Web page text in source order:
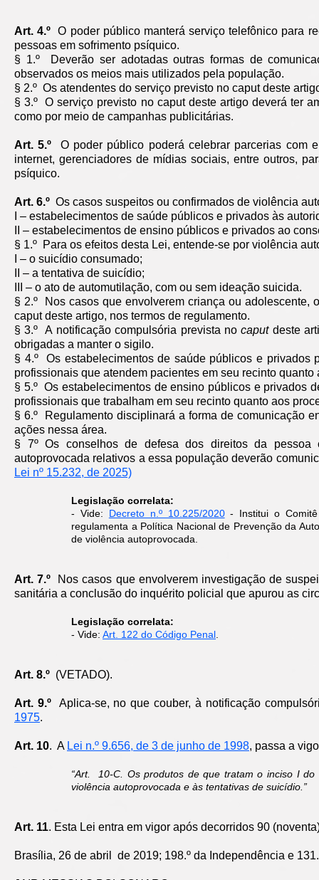
Art. 4.º O poder público manterá serviço telefônico para
pessoas em sofrimento psíquico.
§ 1.º Deverão ser adotadas outras formas de
observados os meios mais utilizados pela população.
§ 2.º Os atendentes do serviço previsto no caput deste
§ 3.º O serviço previsto no caput deste artigo deverá ter
como por meio de campanhas publicitárias.
Art. 5.º
O poder público poderá celebrar parcerias com
internet, gerenciadores de mídias sociais, entre outros,
psíquico.
Art. 6.º Os casos suspeitos ou confirmados de violência
I – estabelecimentos de saúde públicos e privados às
II – estabelecimentos de ensino públicos e privados ao
§ 1.º Para os efeitos desta Lei, entende-se por violência
I – o suicídio consumado;
II – a tentativa de suicídio;
III – o ato de automutilação, com ou sem ideação suicida.
§ 2.º Nos casos que envolverem criança ou adolescente,
caput deste artigo, nos termos de regulamento.
§ 3.º A notificação compulsória prevista nocaput deste
obrigadas a manter o sigilo.
§ 4.º Os estabelecimentos de saúde públicos e privados
profissionais que atendem pacientes em seu recinto
§ 5.º Os estabelecimentos de ensino públicos e privados
profissionais que trabalham em seu recinto quanto aos
§ 6.º Regulamento disciplinará a forma de comunicação
ações nessa área.
§ 7º Os conselhos de defesa dos direitos da pessoa
autoprovocada relativos a essa população deverão
Lei nº 15.232, de 2025)
Legislação correlata:
- Vide: Decreto n.º 10.225/2020- Institui o Comitê
regulamenta a Política Nacional de Prevenção da
de violência autoprovocada.
Art. 7.º
Nos casos que envolverem investigação de
sanitária a conclusão do inquérito policial que apurou as
Legislação correlata:
- Vide: Art. 122 do Código Penal
Art. 8.º (VETADO).
Art. 9.ºAplica-se, no que couber, à notificação
1975.
Art. 10. A Lei n.º 9.656, de 3 de junho de 1998, passa a
“Art. 10-C. Os produtos de que tratam o inciso I
violência autoprovocada e às tentativas de suicídio.”
Art. 11. Esta Lei entra em vigor após decorridos 90
Brasília, 26 de abril de 2019; 198.º da Independência e